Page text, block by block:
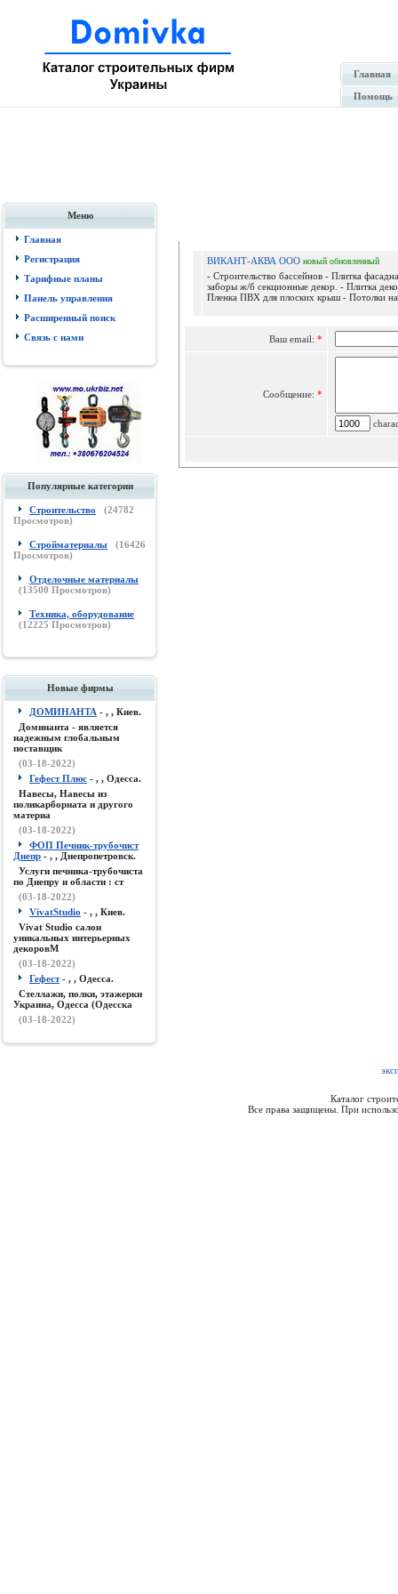
Главная
Помощь
Меню
Главная
Регистрация
Тарифные планы
Панель управления
Расширенный поиск
Связь с нами
Популярные категории
Строительство (24782
Просмотров)
Стройматериалы (16426
Просмотров)
Отделочные материалы
(13500 Просмотров)
Техника, оборудование
(12225 Просмотров)
Новые фирмы
ДОМИНАНТА - , , Киев.
Доминанта - является
надежным глобальным
поставщик
(03-18-2022)
Гефест Плюс - , , Одесса.
Навесы, Навесы из
поликарборната и другого
материа
(03-18-2022)
ФОП Печник-трубочист
Днепр - , , Днепропетровск.
Услуги печника-трубочиста
по Днепру и области : ст
(03-18-2022)
VivatStudio - , , Киев.
Vivat Studio салон
уникальных интерьерных
декоровМ
(03-18-2022)
Гефест- , , Одесса.
Стеллажи, полки, этажерки
Украина, Одесса (Одесска
(03-18-2022)
ВИКАНТ-АКВА ООО новый обновленный
- Строительство бассейнов - Плитка
заборы ж/б секционные декор. - Плитка
Пленка ПВХ для плоских крыш - Потолки
Ваш email: *
Сообщение: *
Каталог
Все права защищены. При